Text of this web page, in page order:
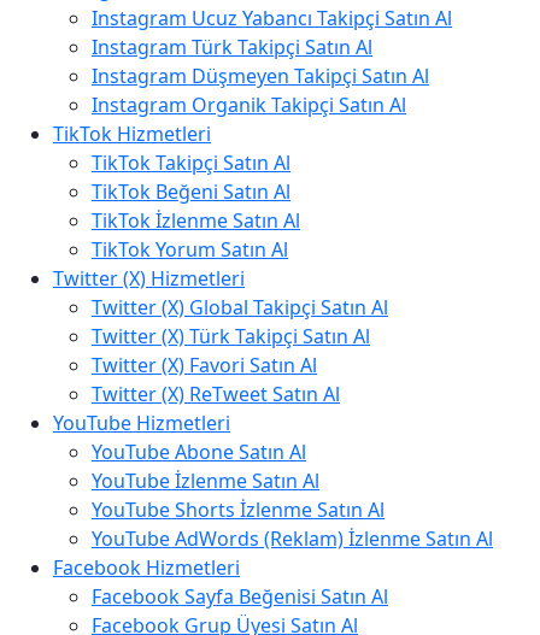
Instagram Ucuz Yabancı Takipçi Satın Al
Instagram Türk Takipçi Satın Al
Instagram Düşmeyen Takipçi Satın Al
Instagram Organik Takipçi Satın Al
TikTok Hizmetleri
TikTok Takipçi Satın Al
TikTok Beğeni Satın Al
TikTok İzlenme Satın Al
TikTok Yorum Satın Al
Twitter (X) Hizmetleri
Twitter (X) Global Takipçi Satın Al
Twitter (X) Türk Takipçi Satın Al
Twitter (X) Favori Satın Al
Twitter (X) ReTweet Satın Al
YouTube Hizmetleri
YouTube Abone Satın Al
YouTube İzlenme Satın Al
YouTube Shorts İzlenme Satın Al
YouTube AdWords (Reklam) İzlenme Satın Al
Facebook Hizmetleri
Facebook Sayfa Beğenisi Satın Al
Facebook Grup Üyesi Satın Al